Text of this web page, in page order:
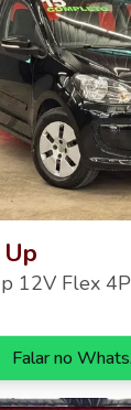
Up
12V Flex
Falar no